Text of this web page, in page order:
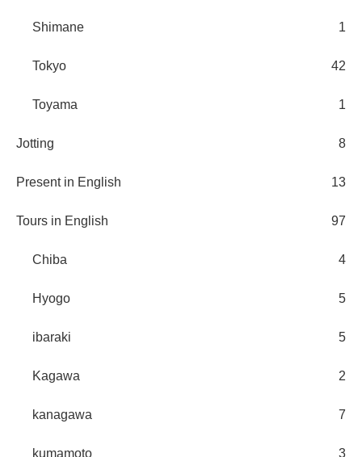
Shimane 1
Tokyo 42
Toyama 1
Jotting 8
Present in English 13
Tours in English 97
Chiba 4
Hyogo 5
ibaraki 5
Kagawa 2
kanagawa 7
kumamoto 3